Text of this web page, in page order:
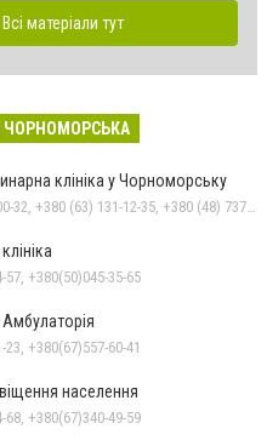
Всі матеріали тут
ЧОРНОМОРСЬКА
клініка у Чорноморську
57, +380(50)045-35-65
23, +380(67)557-60-41
населення
68, +380(67)340-49-59